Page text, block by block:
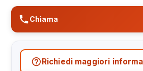
phoneChiama
help_outlineRichiedi maggiori